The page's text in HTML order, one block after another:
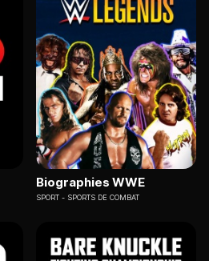
Biographies WWE
SPORT SPORTS DE COMBAT